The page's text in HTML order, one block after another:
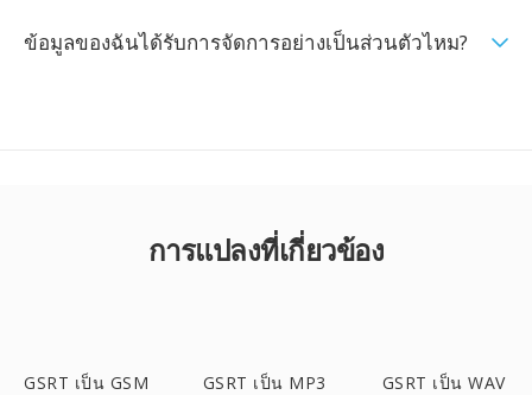
ข้อมูลของฉันได้รับการจัดการอย่างเป็นส่วนตัวไหม?
การแปลงที่เกี่ยวข้อง
GSRT เป็น GSM GSRT เป็น MP3 GSRT เป็น WAV